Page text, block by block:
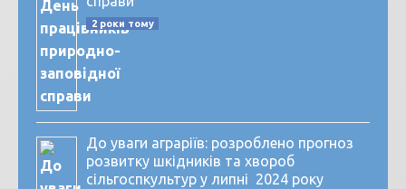
2 роки тому
До уваги аграріїв: розроблено прогноз
розвитку шкідників та хвороб
сільгоспкультур у липні 2024 року